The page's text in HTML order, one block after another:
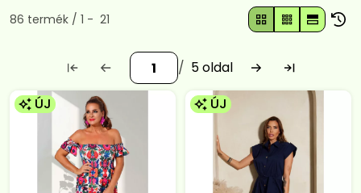
Összes termék a kategóriában
86 termék 1 21
5
ÚJ
ÚJ